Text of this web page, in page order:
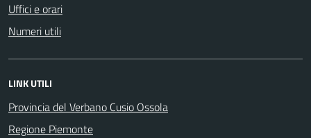
Uffici e orari
Numeri utili
LINK UTILI
Provincia del Verbano Cusio Ossola
Regione Piemonte